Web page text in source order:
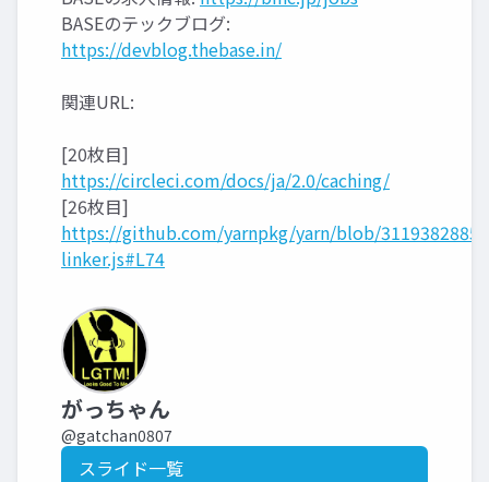
BASEのテックブログ:
https://devblog.thebase.in/
関連URL:
[20枚目]
https://circleci.com/docs/ja/2.0/caching/
[26枚目]
https://github.com/yarnpkg/yarn/blob/
linker.js#L74
がっちゃん
@gatchan0807
スライド一覧